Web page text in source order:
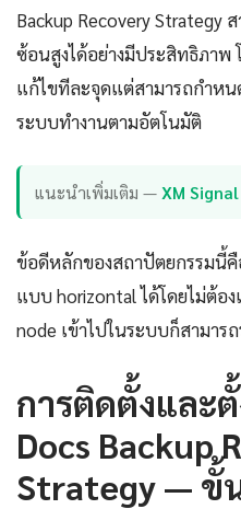
Backup Recovery Strategy
ซ้อนสูงได้อย่างมีประสิทธิภาพ
แก้ไขทีละจุดแต่สามารถกำห
ระบบทำงานตามอัตโนมัติ
แนะนำเพิ่มเติม —XM Signal
ข้อดีหลักของสถาปัตยกรรมนี้คื
แบบ horizontal ได้โดยไม่ต้อ
node เข้าไปในระบบก็สามา
การติดตั้งและ
Docs Backup
Strategy — ขั้